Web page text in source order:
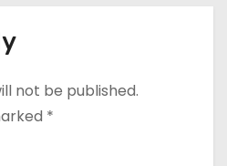
not be published.
*